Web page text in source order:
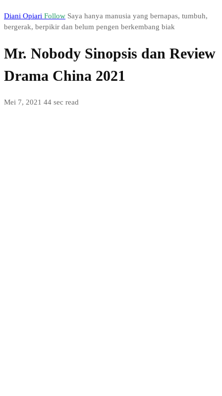
Diani Opiari Follow Saya hanya manusia yang bernapas, tumbuh,
bergerak, berpikir dan belum pengen berkembang biak
Mr. Nobody Sinopsis dan Review
Drama China 2021
Mei 7, 2021 44 sec read